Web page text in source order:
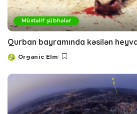
Müxtəlif şübhələr
Qurban bayramında kəsilən
Posted
Organic Elm